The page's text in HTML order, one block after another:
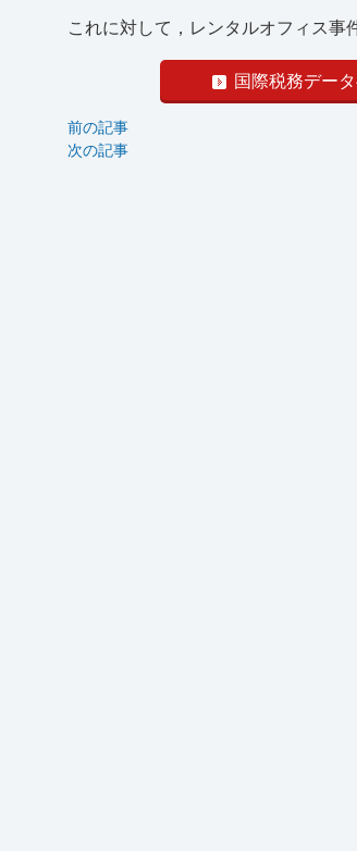
これに対して，レンタルオフィス事
国際税務デー
前の記事
次の記事